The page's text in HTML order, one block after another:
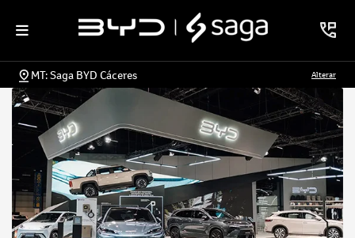
MT: Saga BYD Cáceres Alterar